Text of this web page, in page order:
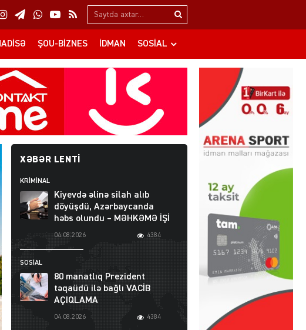
Search…
ŞOU-BIZNES İDMAN SOSIAL
XƏBƏR LENTI
KRIMINAL
Kiyevdə əlinə silah alıb
döyüşdü, Azərbaycanda
həbs olundu – MƏHKƏMƏ İŞİ
04.08.2026 4384
SOSIAL
80 manatlıq Prezident
təqaüdü ilə bağlı VACİB
AÇIQLAMA
04.08.2026 4384